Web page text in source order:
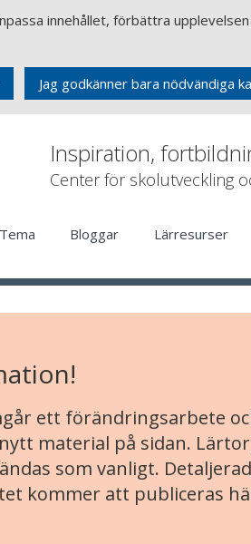
innehållet, förbättra
Jag godkänner bara nödvändiga
Inspiration,
Center för skolutveckling
Tema Bloggar Lärresurser
ett förändringsarbete
material på sidan.
som vanligt.
kommer att publiceras